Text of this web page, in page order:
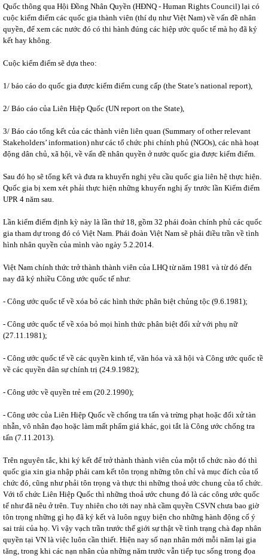
Quốc thông qua Hội Đồng Nhân Quyền (HĐNQ - Human Rights Council) lại có
cuộc kiểm điểm các quốc gia thành viên (thí dụ như Việt Nam) về vấn đề nhân
quyền, để xem các nước đó có thi hành đúng các hiệp ước quốc tế mà họ đã ký
kết hay không.
Cuộc kiểm điểm sẽ dựa theo:
1/ báo cáo do quốc gia được kiểm điểm cung cấp (the State’s national report),
2/ Báo cáo của Liên Hiệp Quốc (UN report on the State),
3/ Báo cáo tổng kết của các thành viên liên quan (Summary of other relevant
Stakeholders’ information) như các tổ chức phi chính phủ (NGOs), các nhà hoạt
động dân chủ, xã hội, về vấn đề nhân quyền ở nước quốc gia được kiểm điểm.
Sau đó họ sẽ tổng kết và đưa ra khuyến nghị yêu cầu quốc gia liên hệ thực hiện.
Quốc gia bị xem xét phải thực hiện những khuyến nghị ấy trước lần Kiểm điểm
UPR 4 năm sau.
Lần kiểm điểm định kỳ này là lần thứ 18, gồm 32 phái đoàn chính phủ các quốc
gia tham dự trong đó có Việt Nam. Phái đoàn Việt Nam sẽ phải điều trần về tình
hình nhân quyền của mình vào ngày 5.2.2014.
Việt Nam chính thức trở thành thành viên của LHQ từ năm 1981 và từ đó đến
nay đã ký nhiều Công ước quốc tế như:
- Công ước quốc tế về xóa bỏ các hình thức phân biệt chủng tộc (9.6.1981);
- Công ước quốc tế về xóa bỏ mọi hình thức phân biệt đối xử với phụ nữ
(27.11.1981);
- Công ước quốc tế về các quyền kinh tế, văn hóa và xã hội và Công ước quốc tề
về các quyền dân sự chính trị (24.9.1982);
- Công ước về quyền trẻ em (20.2.1990);
- Công ước của Liên Hiệp Quốc về chống tra tấn và trừng phạt hoặc đối xử tàn
nhẫn, vô nhân đạo hoặc làm mất phẩm giá khác, gọi tắt là Công ước chống tra
tấn (7.11.2013).
Trên nguyên tắc, khi ký kết để trở thành thành viên của một tổ chức nào đó thì
quốc gia xin gia nhập phải cam kết tôn trọng những tôn chỉ và mục đích của tổ
chức đó, cũng như phải tôn trọng và thực thi những thoả ước chung của tổ chức.
Với tổ chức Liên Hiệp Quốc thì những thoả ước chung đó là các công ước quốc
tế như đã nêu ở trên. Tuy nhiên cho tới nay nhà cầm quyền CSVN chưa bao giờ
tôn trọng những gì họ đã ký kết và luôn ngụy biện cho những hành động cố ý
sai trái của họ. Vì vậy vạch trần trước thế giới sự thật về tình trạng chà đạp nhân
quyền tại VN là việc luôn cần thiết. Hiện nay số nạn nhân mới mỗi năm lại gia
tăng, trong khi các nạn nhân của những năm trước vẫn tiếp tục sống trong đọa